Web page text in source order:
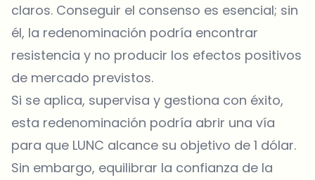
claros. Conseguir el consenso es esencial; sin
él, la redenominación podría encontrar
resistencia y no producir los efectos positivos
de mercado previstos.
Si se aplica, supervisa y gestiona con éxito,
esta redenominación podría abrir una vía
para que LUNC alcance su objetivo de 1 dólar.
Sin embargo, equilibrar la confianza de la